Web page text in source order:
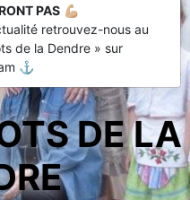
PAS 💪🏼
retrouvez-nous au
de la Dendre » sur
⚓️
DE LA